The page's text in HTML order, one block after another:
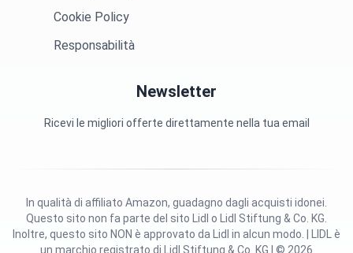
Cookie Policy
Responsabilità
Newsletter
Ricevi le migliori offerte direttamente nella tua email
Questo sito non fa parte del sito Lidl o Lidl Stiftung & Co. KG.
Inoltre, questo sito NON è approvato da Lidl in alcun modo. | LIDL è
un marchio registrato di Lidl Stiftung & Co. KG | © 2026
In qualità di affiliato Amazon, guadagno dagli acquisti idonei.